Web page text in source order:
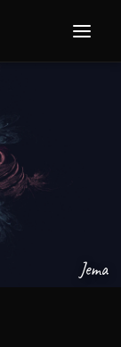
Jema